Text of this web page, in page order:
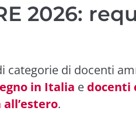
2026:
categorie di docenti
in Italia e docenti
.